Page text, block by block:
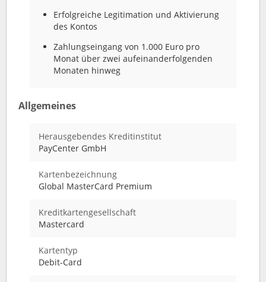
Erfolgreiche Legitimation und Aktivierung
des Kontos
Zahlungseingang von 1.000 Euro pro
Monat über zwei aufeinanderfolgenden
Monaten hinweg
Allgemeines
Herausgebendes Kreditinstitut
PayCenter GmbH
Kartenbezeichnung
Global MasterCard Premium
Kreditkartengesellschaft
Mastercard
Kartentyp
Debit-Card